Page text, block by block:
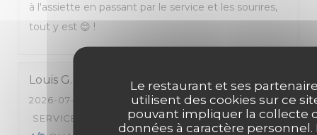
Le restaurant et ses
utilisent des cookies sur ce
pouvant impliquer la collecte
données à caractère personnel.
à l'assiette en passant par le service et les sourires,
tout y est 😊 !
Louis G
2026-07-30
- 12:30 - COUVERTS 4
SERVICE
AMBIANCE: 4/5 CUISINE: